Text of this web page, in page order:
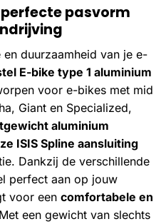
pasvorm
duurzaamheid van je e-
E-bike type 1 aluminium
voor e-bikes met mid
Giant en Specialized,
aluminium
ISIS Spline aansluiting
Dankzij de verschillende
perfect aan op jouw
voor een comfortabele en
een gewicht van slechts